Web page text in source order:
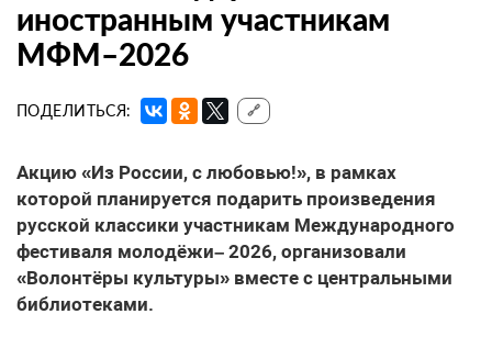
иностранным участникам
МФМ–2026
ПОДЕЛИТЬСЯ: 🔗
Акцию «Из России, с любовью!», в рамках
которой планируется подарить произведения
русской классики участникам Международного
фестиваля молодёжи– 2026, организовали
«Волонтёры культуры» вместе с центральными
библиотеками.